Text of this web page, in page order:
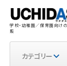
学校・幼稚園／保育園向け
販
カテゴリー